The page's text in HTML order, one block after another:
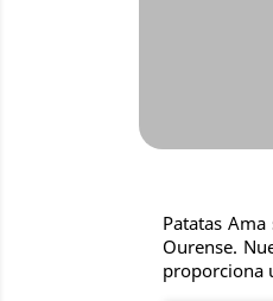
Patatas
Ourense.
proporciona